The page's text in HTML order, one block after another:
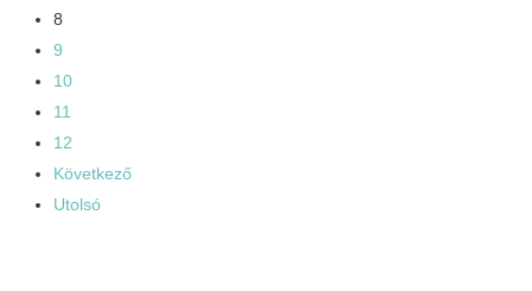
8
9
10
11
12
Következő
Utolsó